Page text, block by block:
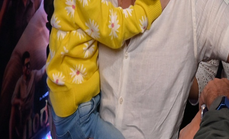
ಗಂಧದ ಗುಡಿ ಪ್ರೀಮಿಯರ್ ಶೋಗೆ
ಬಂದ ಸ್ಟಾರ್ ಗಳು